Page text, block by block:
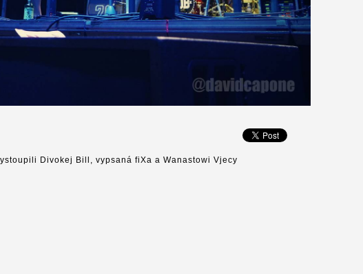
Divokej Bill, vypsaná fiXa a Wanastowi Vjecy